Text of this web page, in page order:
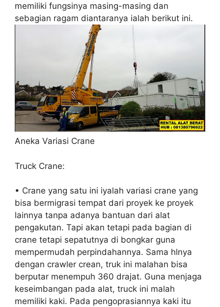
memiliki fungsinya masing-masing dan
sebagian ragam diantaranya ialah berikut ini.
Aneka Variasi Crane
Truck Crane:
• Crane yang satu ini iyalah variasi crane yang
bisa bermigrasi tempat dari proyek ke proyek
lainnya tanpa adanya bantuan dari alat
pengakutan. Tapi akan tetapi pada bagian di
crane tetapi sepatutnya di bongkar guna
mempermudah perpindahannya. Sama hlnya
dengan crawler crean, truk ini malahan bisa
berputar menempuh 360 drajat. Guna menjaga
keseimbangan pada alat, truck ini malah
memiliki kaki. Pada pengoprasiannya kaki itu